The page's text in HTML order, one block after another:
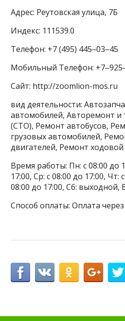
Адрес: Реутовская улица, 7Б
Индекс: 111539.0
Телефон: +7 (495) 445‒03‒45
Мобильный Телефон:
Сайт: http://zoomlion-mos.ru
вид деятельности:
автомобилей, Авторемонт и
(СТО), Ремонт автобусов,
грузовых автомобилей,
двигателей, Ремонт
Время работы: Пн: с 08:00 до
17:00, Ср: с 08:00 до 17:00, Чт:
08:00 до 17:00, Сб: выходной,
Способ оплаты: Оплата